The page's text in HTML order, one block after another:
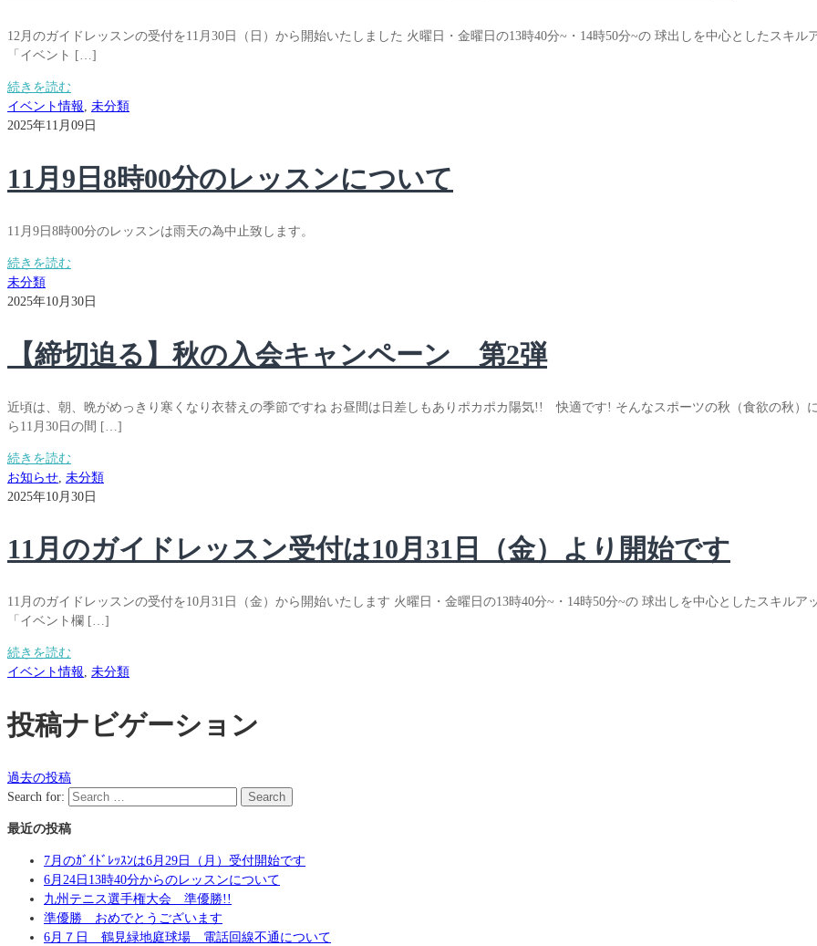
12月のガイドレッスンの受付を11月30日（日）から開始いたしました 火曜日・金曜日の13時40分~・14時50分~の 球出しを中心とした
「イベント […]
続きを読む
イベント情報 未分類
2025年11月09日
11月9日8時00分のレッスンについて
11月9日8時00分のレッスンは雨天の為中止致します。
続きを読む
未分類
2025年10月30日
【締切迫る】秋の入会キャンペーン 第2弾
近頃は、朝、晩がめっきり寒くなり衣替えの季節ですね お昼間は日差しもありポカポカ陽気!! 快適です! そんなスポーツの秋（食欲の秋）
ら11月30日の間 […]
続きを読む
お知らせ 未分類
2025年10月30日
11月のガイドレッスン受付は10月31日（金）より開始です
11月のガイドレッスンの受付を10月31日（金）から開始いたします 火曜日・金曜日の13時40分~・14時50分~の 球出しを中心としたス
「イベント欄 […]
続きを読む
イベント情報, 未分類
投稿ナビゲーション
過去の投稿
Search for:
Search
最近の投稿
7月のｶﾞｲﾄﾞﾚｯｽﾝは6月29日（月）受付開始です
6月24日13時40分からのレッスンについて
九州テニス選手権大会 準優勝!!
準優勝 おめでとうございます
6月７日 鶴見緑地庭球場 電話回線不通について